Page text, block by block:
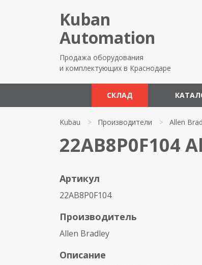
Kuban
Automation
Продажа оборудования
и комплектующих в Краснодаре
СКЛАД
Kubau > Производители > Allen
22AB8P0F104
Артикул
22AB8P0F104
Производитель
Allen Bradley
Описание